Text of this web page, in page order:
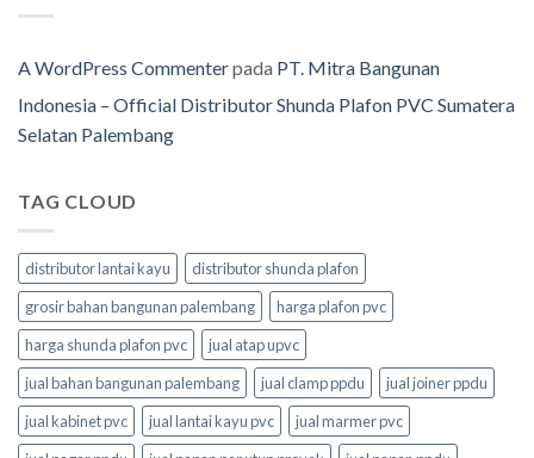
A WordPress Commenterpada PT. Mitra Bangunan
Indonesia – Official Distributor Shunda Plafon PVC Sumatera
Selatan Palembang
TAG CLOUD
distributor lantai kayu
distributor shunda plafon
grosir bahan bangunan palembang
harga plafon pvc
harga shunda plafon pvc
jual atap upvc
jual bahan bangunan palembang
jual clamp ppdu
jual joiner ppdu
jual kabinet pvc
jual lantai kayu pvc
jual marmer pvc